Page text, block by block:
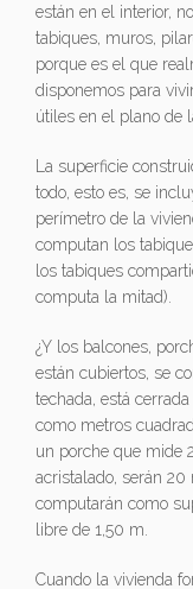
están en el interior,
tabiques, muros,
porque es el que
disponemos para
útiles en el plano de
La superficie
todo, esto es, se
perímetro de la
computan los
los tabiques
computa la mitad).
¿Y los balcones,
están cubiertos, se
techada, está
como metros
un porche que mide
acristalado, serán
computarán como
libre de 1,50 m.
Cuando la vivienda